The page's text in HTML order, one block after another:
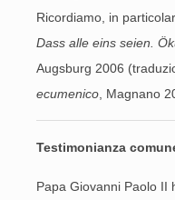
Ricordiamo, in
Dass alle eins seien.
Augsburg 2006
ecumenico , Magnano
Testimonianza
Papa Giovanni Paolo II